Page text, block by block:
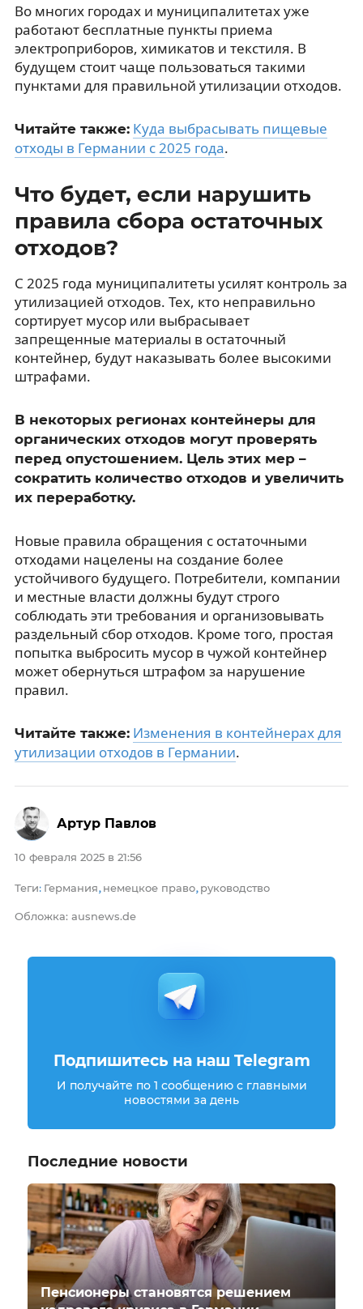
Во многих городах и муниципалитетах уже
работают бесплатные пункты приема
электроприборов, химикатов и текстиля. В
будущем стоит чаще пользоваться такими
пунктами для правильной утилизации отходов.
Читайте также: Куда выбрасывать пищевые
отходы в Германии с 2025 года.
Что будет, если нарушить
правила сбора остаточных
отходов?
С 2025 года муниципалитеты усилят контроль за
утилизацией отходов. Тех, кто неправильно
сортирует мусор или выбрасывает
запрещенные материалы в остаточный
контейнер, будут наказывать более высокими
штрафами.
В некоторых регионах контейнеры для
органических отходов могут проверять
перед опустошением. Цель этих мер –
сократить количество отходов и увеличить
их переработку.
Новые правила обращения с остаточными
отходами нацелены на создание более
устойчивого будущего. Потребители, компании
и местные власти должны будут строго
соблюдать эти требования и организовывать
раздельный сбор отходов. Кроме того, простая
попытка выбросить мусор в чужой контейнер
может обернуться штрафом за нарушение
правил.
Читайте также: Изменения в контейнерах для
утилизации отходов в Германии.
10 февраля 2025 в 21:56
Теги: Германия, немецкое право, руководство
Обложка: ausnews.de
Артур Павлов
Подпишитесь на наш Telegram
И получайте по 1 сообщению с главными
новостями за день
Последние новости
Пенсионеры становятся решением